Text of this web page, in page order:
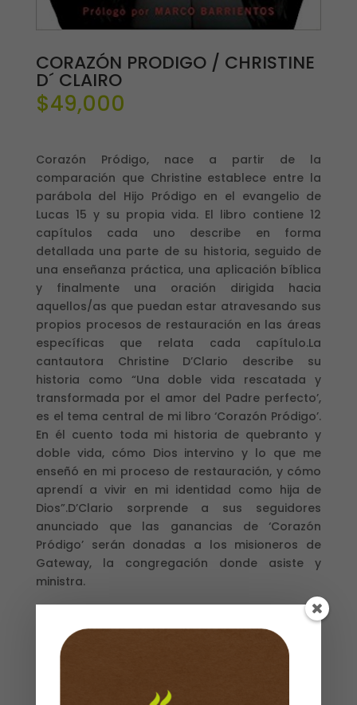
CORAZÓN PRODIGO / CHRISTINE
D´ CLAIRO
$49,000
Corazón Pródigo, nace a partir de la
comparación que Christine establece entre la
parábola del Hijo Pródigo en el evangelio de
Lucas 15 y su propia vida. El libro contiene 12
capítulos cada uno describe en forma
detallada una parte de su historia, seguido de
una enseñanza práctica, una aplicación bíblica
y finalmente una oración dirigida hacia
aquellos/as que puedan estar atravesando sus
propios procesos de restauración en las áreas
específicas que relata cada capítulo.La
cantautora Christine D’Clario describe su
historia como “Una doble vida rescatada y
transformada por el amor del Padre perfecto’,
es el tema central de mi libro ‘Corazón Pródigo’.
En él cuento toda mi historia de quebranto y
doble vida, cómo Dios intervino y lo que me
enseñó en mi proceso de restauración, y cómo
aprendí a vivir en mi identidad como hija de
Dios”.D’Clario sorprende a sus seguidores
anunciado que las ganancias de ‘Corazón
Pródigo’ serán donadas a los misioneros de
Gateway, la congregación donde asiste y
ministra.
CORAZÓN
PRODIGO